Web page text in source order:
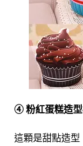
④ 粉紅蛋糕造
這顆是甜點造